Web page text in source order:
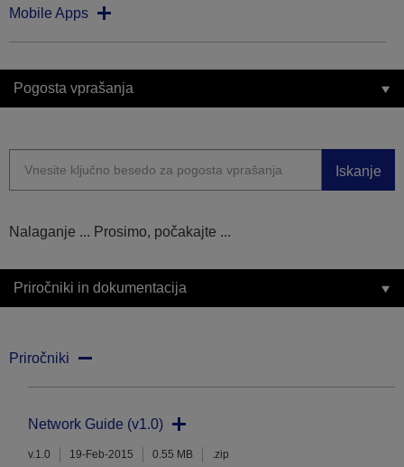
Mobile Apps
Pogosta vprašanja
Iskanje
Nalaganje ... Prosimo, počakajte ...
Priročniki in dokumentacija
Priročniki
Network Guide (v1.0)
v.1.0 19-Feb-2015 0.55 MB .zip